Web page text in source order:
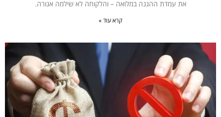
את עמדת ההגנה במלואה – והלקוחה לא שילמה אגורה.
קרא עוד »